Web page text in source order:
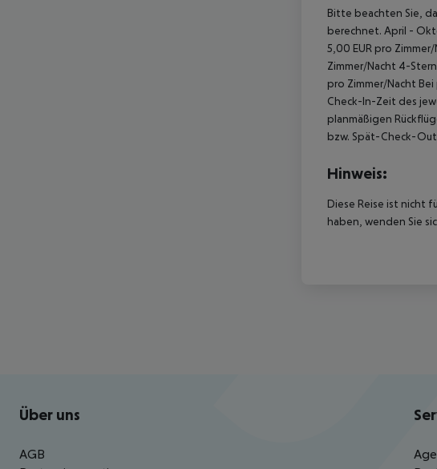
Bitte beachten Sie,
berechnet. April -
5,00 EUR pro
Zimmer/Nacht 4-
pro Zimmer/Nacht
Check-In-Zeit des
planmäßigen
bzw. Spät-Check-
Hinweis:
Diese Reise ist nicht
haben, wenden Sie
Footer navigation
Über uns
AGB